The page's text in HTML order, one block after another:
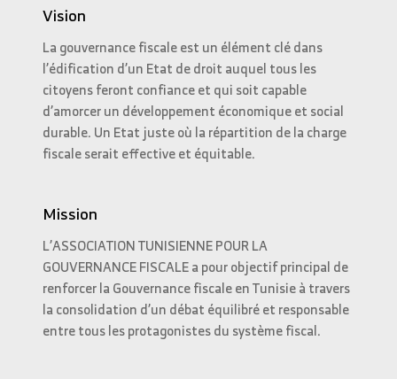
Vision
La gouvernance fiscale est un élément clé dans
l’édification d’un Etat de droit auquel tous les
citoyens feront confiance et qui soit capable
d’amorcer un développement économique et social
durable. Un Etat juste où la répartition de la charge
fiscale serait effective et équitable.
Mission
L’ASSOCIATION TUNISIENNE POUR LA
GOUVERNANCE FISCALE a pour objectif principal de
renforcer la Gouvernance fiscale en Tunisie à travers
la consolidation d’un débat équilibré et responsable
entre tous les protagonistes du système fiscal.